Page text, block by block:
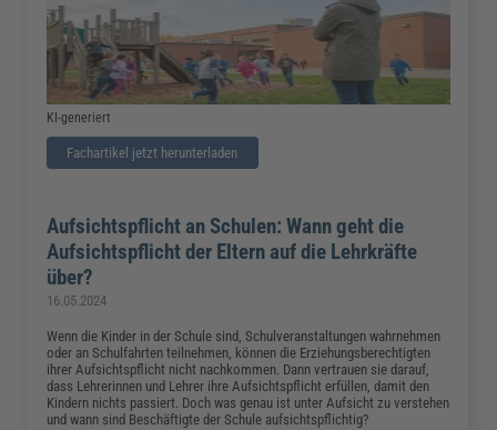
KI-generiert
Fachartikel jetzt herunterladen
Aufsichtspflicht an Schulen: Wann geht die
Aufsichtspflicht der Eltern auf die Lehrkräfte
über?
16.05.2024
Wenn die Kinder in der Schule sind, Schulveranstaltungen wahrnehmen
oder an Schulfahrten teilnehmen, können die Erziehungsberechtigten
ihrer Aufsichtspflicht nicht nachkommen. Dann vertrauen sie darauf,
dass Lehrerinnen und Lehrer ihre Aufsichtspflicht erfüllen, damit den
Kindern nichts passiert. Doch was genau ist unter Aufsicht zu verstehen
und wann sind Beschäftigte der Schule aufsichtspflichtig?